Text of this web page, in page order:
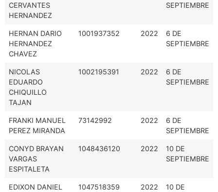
CERVANTES
HERNANDEZ
SEPTIEMBRE
HERNAN DARIO
HERNANDEZ
CHAVEZ
1001937352 2022
6 DE
SEPTIEMBRE
NICOLAS
EDUARDO
CHIQUILLO
TAJAN
1002195391 2022
6 DE
SEPTIEMBRE
FRANKI MANUEL
PEREZ MIRANDA
73142992 2022
6 DE
SEPTIEMBRE
CONYD BRAYAN
VARGAS
ESPITALETA
1048436120 2022
10 DE
SEPTIEMBRE
EDIXON DANIEL
1047518359 2022
10 DE